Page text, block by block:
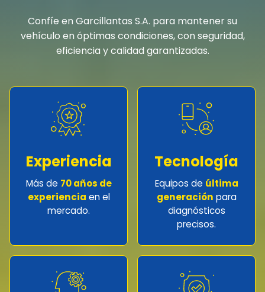
Confíe en Garcillantas S.A. para mantener su
vehículo en óptimas condiciones, con seguridad,
eficiencia y calidad garantizadas.
Experiencia
Más de 70 años de
experiencia en el
mercado.
Tecnología
Equipos de última
generación para
diagnósticos
precisos.